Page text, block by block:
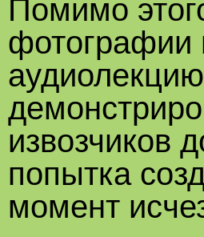
Помимо
фотографии
извозчиков
попытка
момент